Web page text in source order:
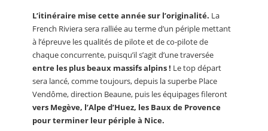
L’itinéraire mise cette année sur l’originalité. La
French Riviera sera ralliée au terme d’un périple mettant
à l’épreuve les qualités de pilote et de co-pilote de
chaque concurrente, puisqu’il s’agit d’une traversée
entre les plus beaux massifs alpins ! Le top départ
sera lancé, comme toujours, depuis la superbe Place
Vendôme, direction Beaune, puis les équipages fileront
vers Megève, l’Alpe d’Huez, les Baux de Provence
pour terminer leur périple à Nice.